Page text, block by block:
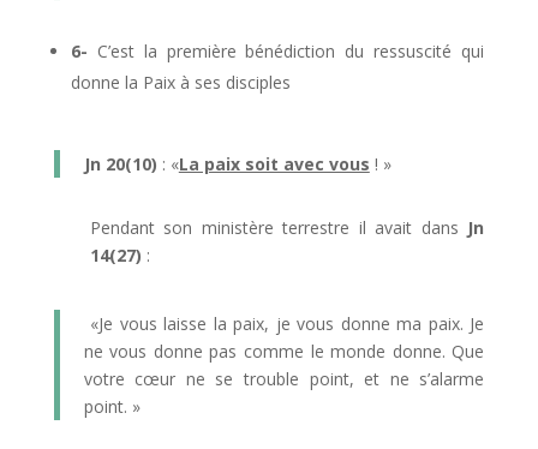
6- C’est la première bénédiction du ressuscité qui
donne la Paix à ses disciples
Jn 20(10) : «La paix soit avec vous ! »
Pendant son ministère terrestre il avait dans Jn
14(27) :
«Je vous laisse la paix, je vous donne ma paix. Je
ne vous donne pas comme le monde donne. Que
votre cœur ne se trouble point, et ne s’alarme
point. »